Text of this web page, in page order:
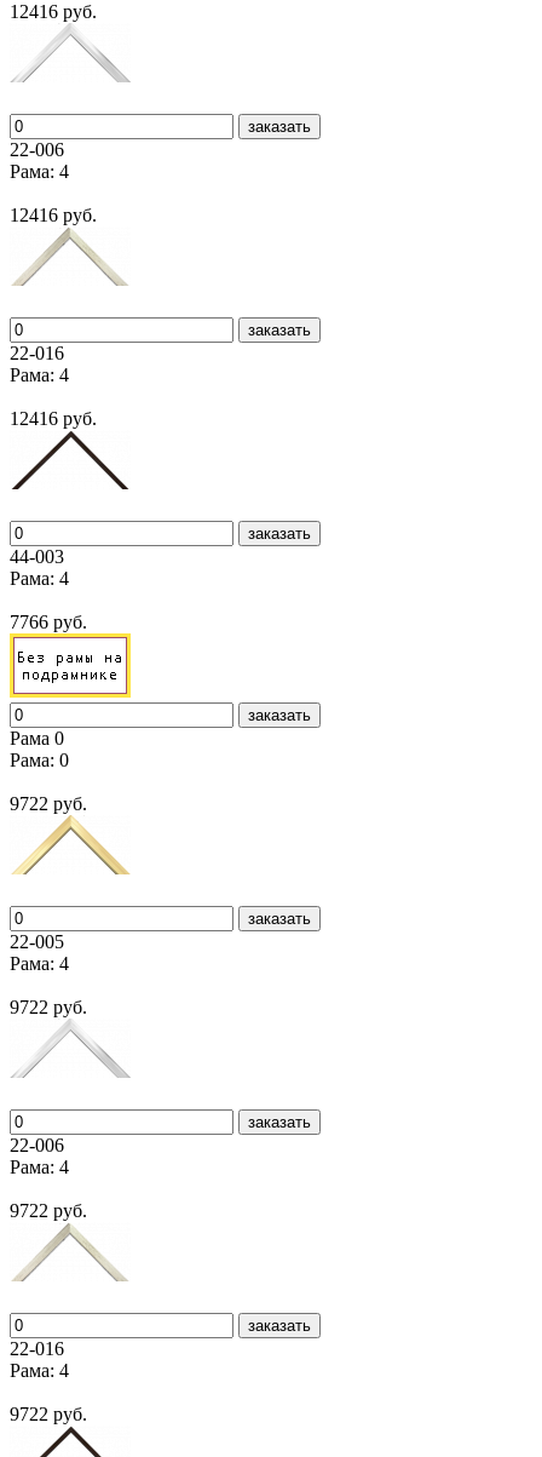
12416 руб.
заказать
22-006
Рама: 4
12416 руб.
заказать
22-016
Рама: 4
12416 руб.
заказать
44-003
Рама: 4
7766 руб.
заказать
Рама 0
Рама: 0
9722 руб.
заказать
22-005
Рама: 4
9722 руб.
заказать
22-006
Рама: 4
9722 руб.
заказать
22-016
Рама: 4
9722 руб.